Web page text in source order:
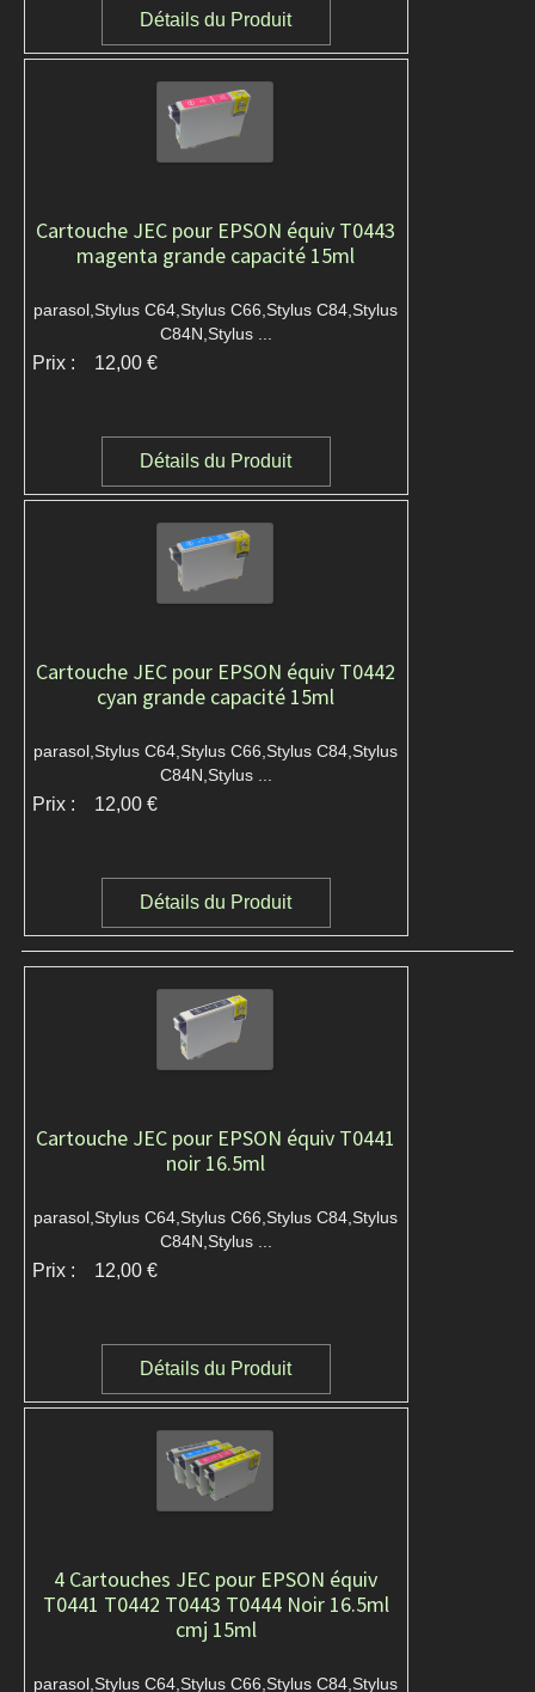
Détails du Produit
Cartouche JEC pour EPSON équiv T0443
magenta grande capacité 15ml
parasol,Stylus C64,Stylus C66,Stylus C84,Stylus
C84N,Stylus ...
Prix : 12,00 €
Détails du Produit
Cartouche JEC pour EPSON équiv T0442
cyan grande capacité 15ml
parasol,Stylus C64,Stylus C66,Stylus C84,Stylus
C84N,Stylus ...
Prix : 12,00 €
Détails du Produit
Cartouche JEC pour EPSON équiv T0441
noir 16.5ml
parasol,Stylus C64,Stylus C66,Stylus C84,Stylus
C84N,Stylus ...
Prix : 12,00 €
Détails du Produit
4 Cartouches JEC pour EPSON équiv
T0441 T0442 T0443 T0444 Noir 16.5ml
cmj 15ml
parasol,Stylus C64,Stylus C66,Stylus C84,Stylus